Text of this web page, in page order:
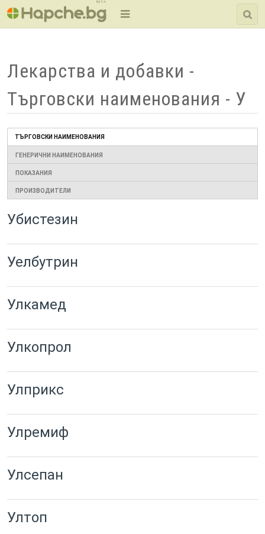
BETA
Лекарства и добавки -
Търговски наименования - У
ТЪРГОВСКИ НАИМЕНОВАНИЯ
ГЕНЕРИЧНИ НАИМЕНОВАНИЯ
ПОКАЗАНИЯ
ПРОИЗВОДИТЕЛИ
Убистезин
Уелбутрин
Улкамед
Улкопрол
Улприкс
Улремиф
Улсепан
Ултоп